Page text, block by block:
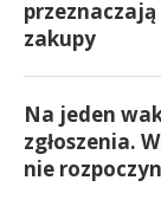
zakupy
Na jeden
zgłoszenia.
nie